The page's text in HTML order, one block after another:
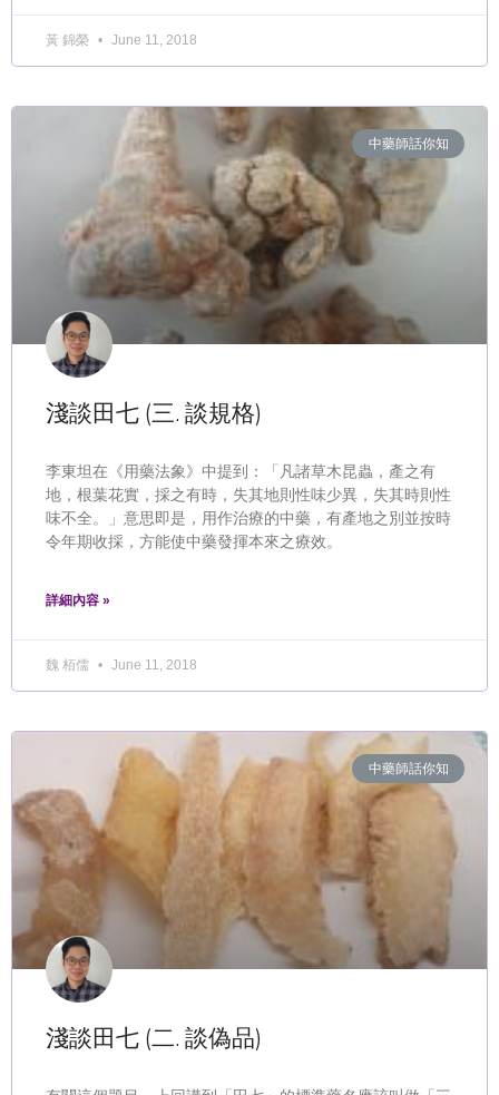
黃 錦榮 June 11, 2018
中藥師話你知
淺談田七 (三. 談規格)
李東坦在《用藥法象》中提到：「凡諸草木昆蟲，產之有
地，根葉花實，採之有時，失其地則性味少異，失其時則性
味不全。」意思即是，用作治療的中藥，有產地之別並按時
令年期收採，方能使中藥發揮本來之療效。
詳細內容 »
魏 栢儒 June 11, 2018
中藥師話你知
淺談田七 (二. 談偽品)